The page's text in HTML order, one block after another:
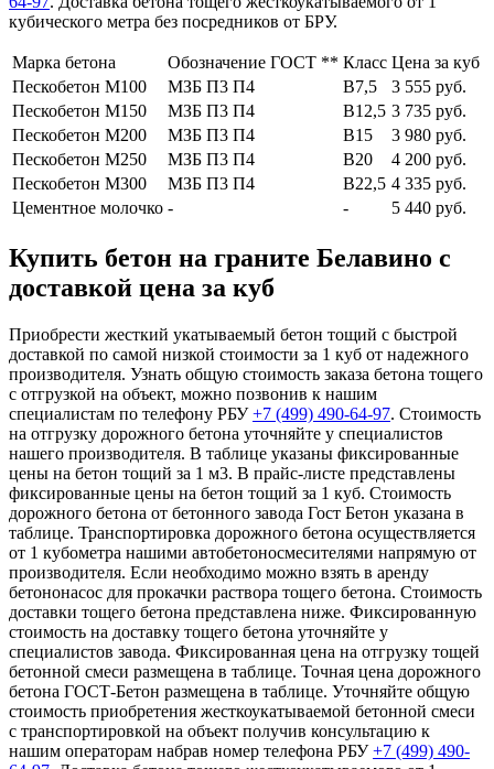
кубического метра без посредников от БРУ.
Марка бетона Обозначение ГОСТ ** Класс Цена за куб
Пескобетон М100
МЗБ П3 П4 В7,5
3 555 руб.
Пескобетон М150
МЗБ П3 П4 В12,5 3 735 руб.
Пескобетон М200
МЗБ П3 П4 В15
3 980 руб.
Пескобетон М250
МЗБ П3 П4 В20
4 200 руб.
Пескобетон М300
МЗБ П3 П4 В22,5 4 335 руб.
Цементное молочко - - 5 440 руб.
Купить бетон на граните Белавино с
доставкой цена за куб
Приобрести жесткий укатываемый бетон тощий с быстрой
доставкой по самой низкой стоимости за 1 куб от надежного
производителя. Узнать общую стоимость заказа бетона тощего
с отгрузкой на объект, можно позвонив к нашим
специалистам по телефону РБУ+7 (499) 490-64-97. Стоимость
на отгрузку дорожного бетона уточняйте у специалистов
нашего производителя. В таблице указаны фиксированные
цены на бетон тощий за 1 м3. В прайс-листе представлены
фиксированные цены на бетон тощий за 1 куб. Стоимость
дорожного бетона от бетонного завода Гост Бетон указана в
таблице. Транспортировка дорожного бетона осуществляется
от 1 кубометра нашими автобетоносмесителями напрямую от
производителя. Если необходимо можно взять в аренду
бетононасос для прокачки раствора тощего бетона. Стоимость
доставки тощего бетона представлена ниже. Фиксированную
стоимость на доставку тощего бетона уточняйте у
специалистов завода. Фиксированная цена на отгрузку тощей
бетонной смеси размещена в таблице. Точная цена дорожного
бетона ГОСТ-Бетон размещена в таблице. Уточняйте общую
стоимость приобретения жесткоукатываемой бетонной смеси
с транспортировкой на объект получив консультацию к
нашим операторам набрав номер телефона РБУ+7 (499) 490-